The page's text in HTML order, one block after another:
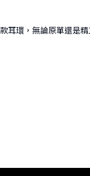
耳環，無論原單還是精